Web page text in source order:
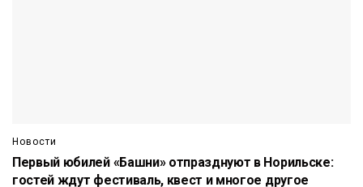
Новости
Первый юбилей «Башни» отпразднуют в Норильске:
гостей ждут фестиваль, квест и многое другое